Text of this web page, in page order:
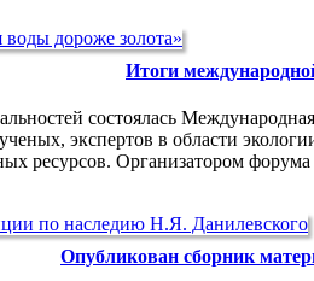
Итоги
состоялась
экспертов в области
ресурсов. Организатором
Опубликован сборник